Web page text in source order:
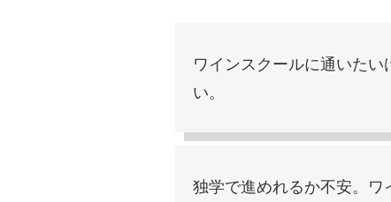
ワインスクールに通いたい
い。
独学で進めれるか不安。ワ